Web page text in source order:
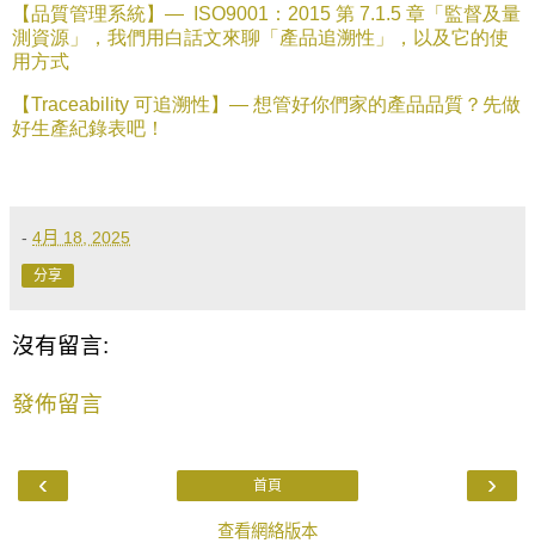
【品質管理系統】— ISO9001 ： 2015 第 7.1.5 章「監督及量
測資源」，我們用白話文來聊「產品追溯性」，以及它的使
用方式
【Traceability 可追溯性】— 想管好你們家的產品品質？先做
好生產紀錄表吧！
- 4月 18, 2025
分享
沒有留言:
發佈留言
‹ ›
首頁
查看網絡版本